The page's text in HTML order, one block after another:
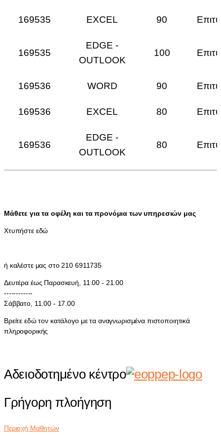
169535 EXCEL 90
169535
EDGE -
OUTLOOK
100
169536 WORD 90
169536 EXCEL 80
169536
EDGE -
OUTLOOK
80
Μάθετε για τα οφέλη και τα προνόμια των υπηρεσιών μας
Χτυπήστε εδώ
ή καλέστε μας στο 210 6911735
Δευτέρα έως Παρασκευή, 11.00 - 21.00
------------
Σάββατο, 11.00 - 17.00
Βρείτε εδώ τον κατάλογο με τα αναγνωρισμένα πιστοποιητικά
πληροφορικής
Αδειοδοτημένο κέντρο
Γρήγορη πλοήγηση
Περιοχή Μαθητών